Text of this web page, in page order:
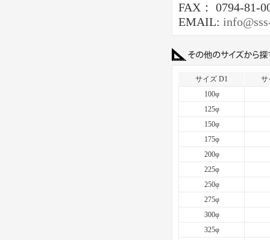
FAX： 0794-81-
EMAIL:
サイズ D1
サ
100φ
125φ
150φ
175φ
200φ
225φ
250φ
275φ
300φ
325φ